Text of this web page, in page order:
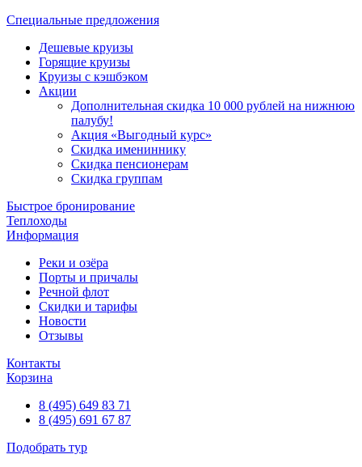
Специальные предложения
Дешевые круизы
Горящие круизы
Круизы с кэшбэком
Акции
Дополнительная скидка 10 000 рублей на нижнюю
палубу!
Акция «Выгодный курс»
Скидка имениннику
Скидка пенсионерам
Скидка группам
Быстрое бронирование
Теплоходы
Информация
Реки и озёра
Порты и причалы
Речной флот
Скидки и тарифы
Новости
Отзывы
Контакты
Корзина
8 (495) 649 83 71
8 (495) 691 67 87
Подобрать тур